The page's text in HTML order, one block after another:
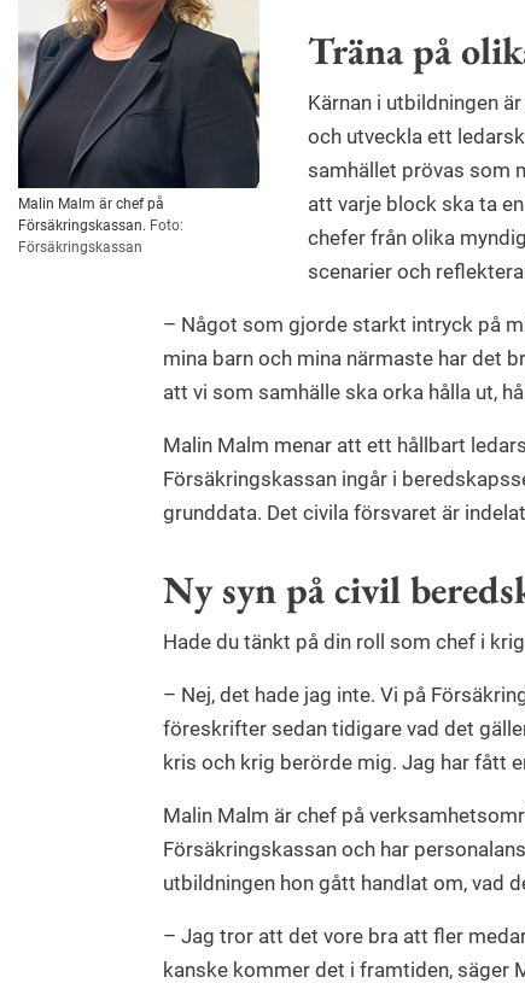
Malin Malm är chef på
Försäkringskassan. Foto:
Försäkringskassan
Träna på
Kärnan i utbildningen
och utveckla ett
samhället prövas som
att varje block ska ta
chefer från olika
scenarier och
– Något som gjorde starkt intryck på
mina barn och mina närmaste har det
att vi som samhälle ska orka hålla ut,
Malin Malm menar att ett hållbart
Försäkringskassan ingår i
grunddata. Det civila försvaret är
Ny syn på civil
Hade du tänkt på din roll som chef i
– Nej, det hade jag inte. Vi på
föreskrifter sedan tidigare vad det
kris och krig berörde mig. Jag har fått
Malin Malm är chef på
Försäkringskassan och har
utbildningen hon gått handlat om, vad
– Jag tror att det vore bra att fler
kanske kommer det i framtiden, säger